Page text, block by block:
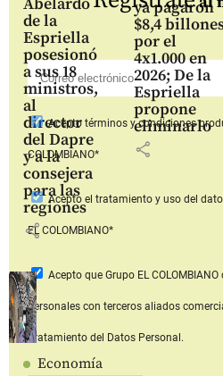
de la
Espriella
posesionó
a sus 18
ministros,
al
director
del Dapre
y a la
consejera
para las
regiones
share
ya pagaron
$8,4
por el
4x1.000 en
2026; De la
Espriella
propone
eliminarlo
share
Economía
Aceptotérminos y condiciones
COLOMBIANO*
Acepto el tratamiento y uso del
EL COLOMBIANO*
Acepto que Grupo EL COLOMBIANO
personales con terceros aliados
Tratamiento del Datos Personal.